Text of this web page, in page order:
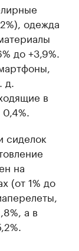
одежда
до +3,9%.
в
сиделок
на
(от 1% до
а в